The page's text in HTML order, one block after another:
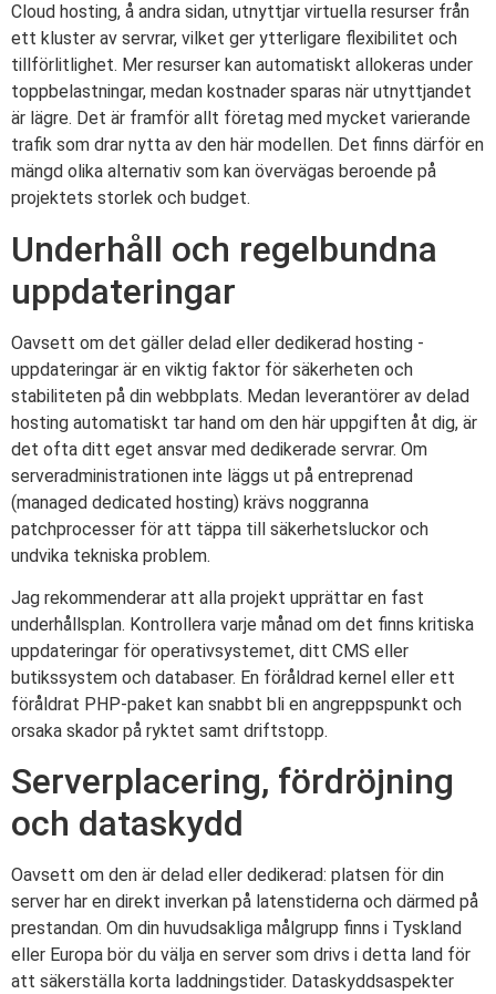
Cloud hosting, å andra sidan, utnyttjar virtuella resurser från
ett kluster av servrar, vilket ger ytterligare flexibilitet och
tillförlitlighet. Mer resurser kan automatiskt allokeras under
toppbelastningar, medan kostnader sparas när utnyttjandet
är lägre. Det är framför allt företag med mycket varierande
trafik som drar nytta av den här modellen. Det finns därför en
mängd olika alternativ som kan övervägas beroende på
projektets storlek och budget.
Underhåll och regelbundna
uppdateringar
Oavsett om det gäller delad eller dedikerad hosting -
uppdateringar är en viktig faktor för säkerheten och
stabiliteten på din webbplats. Medan leverantörer av delad
hosting automatiskt tar hand om den här uppgiften åt dig, är
det ofta ditt eget ansvar med dedikerade servrar. Om
serveradministrationen inte läggs ut på entreprenad
(managed dedicated hosting) krävs noggranna
patchprocesser för att täppa till säkerhetsluckor och
undvika tekniska problem.
Jag rekommenderar att alla projekt upprättar en fast
underhållsplan. Kontrollera varje månad om det finns kritiska
uppdateringar för operativsystemet, ditt CMS eller
butikssystem och databaser. En föråldrad kernel eller ett
föråldrat PHP-paket kan snabbt bli en angreppspunkt och
orsaka skador på ryktet samt driftstopp.
Serverplacering, fördröjning
och dataskydd
Oavsett om den är delad eller dedikerad: platsen för din
server har en direkt inverkan på latenstiderna och därmed på
prestandan. Om din huvudsakliga målgrupp finns i Tyskland
eller Europa bör du välja en server som drivs i detta land för
att säkerställa korta laddningstider. Dataskyddsaspekter